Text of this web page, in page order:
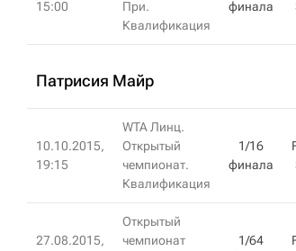
15:00
При.
Квалификация
финала
Патрисия Майр
10.10.2015,
19:15
WTA Линц.
Открытый
чемпионат.
Квалификация
1/16
финала
27.08.2015,
Открытый
чемпионат
1/64